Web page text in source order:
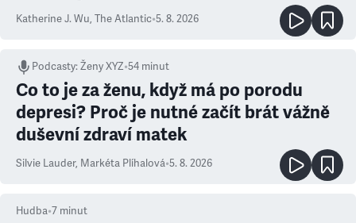
Katherine J. Wu, The Atlantic•5. 8. 2026
Podcasty:Ženy XYZ•54 minut
Co to je za ženu, když má po porodu
depresi? Proč je nutné začít brát vážně
duševní zdraví matek
Silvie Lauder, Markéta Plíhalová•5. 8. 2026
Hudba•7 minut